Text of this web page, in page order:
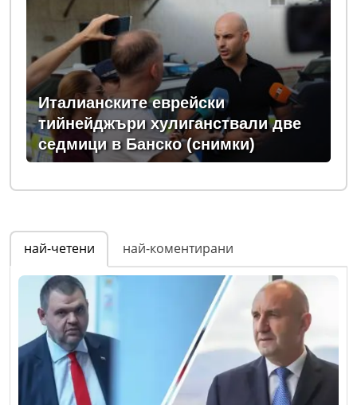
Италианските еврейски
тийнейджъри хулиганствали две
седмици в Банско (снимки)
най-четени най-коментирани